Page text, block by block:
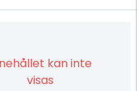
kan inte
visas